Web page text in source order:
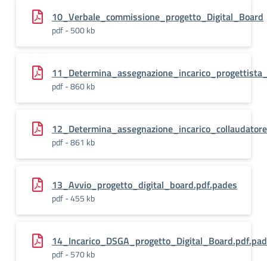
10_Verbale_commissione_progetto_Digital_Board
pdf - 500 kb
pdf - 860 kb
pdf - 861 kb
13_Avvio_progetto_digital_board.pdf.pades
pdf - 455 kb
pdf - 570 kb